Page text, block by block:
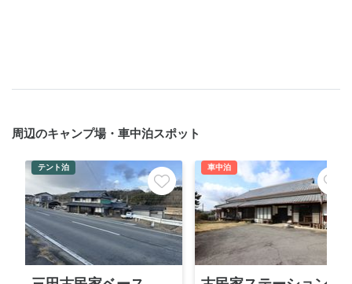
周辺のキャンプ場・車中泊スポット
テント泊 車中泊